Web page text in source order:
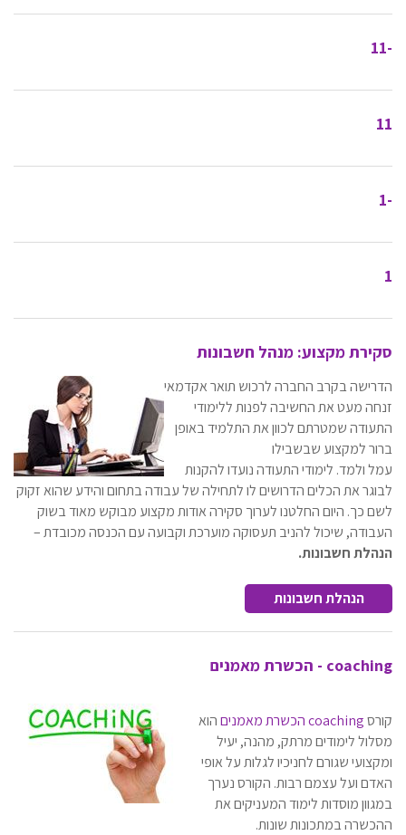
-11
11
-1
1
סקירת מקצוע: מנהל חשבונות
הדרישה בקרב החברה לרכוש תואר אקדמאי
זנחה מעט את החשיבה לפנות ללימודי
התעודה שמטרתם לכוון את התלמיד באופן
ברור למקצוע שבשבילו
עמל ולמד. לימודי התעודה נועדו להקנות
לבוגר את הכלים הדרושים לו לתחילה של עבודה בתחום והידע שהוא זקוק
לשם כך. היום החלטנו לערוך סקירה אודות מקצוע מבוקש מאוד בשוק
העבודה, שיכול להניב תעסוקה מוערכת וקבועה עם הכנסה מכובדת –
הנהלת חשבונות.
הנהלת חשבונות
coaching - הכשרת מאמנים
קורסcoaching הכשרת מאמנים
הוא
מסלול לימודים מרתק, מהנה, יעיל
ומקצועי שגורם לחניכיו לגלות על אופי
האדם ועל עצמם רבות. הקורס נערך
במגוון מוסדות לימוד המעניקים את
ההכשרה במתכונות שונות.